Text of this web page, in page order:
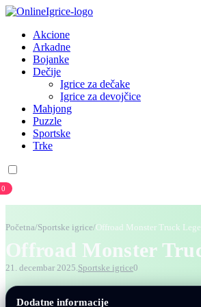
Akcione
Arkadne
Bojanke
Dečije
Igrice za dečake
Igrice za devojčice
Mahjong
Puzzle
Sportske
Trke
0
Početna/Sportske igrice/Offroad Monster Truck
Offroad Monster
21. decembar 2025.Sportske igrice0
Dodatne informacije